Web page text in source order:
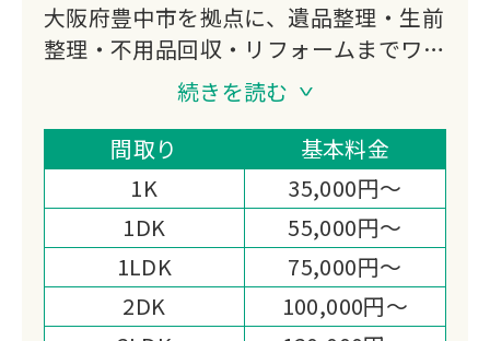
大阪府豊中市を拠点に、遺品整理・生前
整理・不用品回収・リフォームまでワン
ストップで対応。
軽トラから2tトラックまで選べる積み放
題パックで追加料金の心配がありませ
ん。
買取対応や女性スタッフの配置など、柔
軟な対応が強みです。
続きを読む
間取り
基本料金
1K
35,000円～
1DK
55,000円～
1LDK
75,000円～
2DK
100,000円～